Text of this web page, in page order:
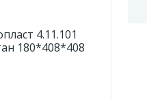
4.11.101
180*408*408